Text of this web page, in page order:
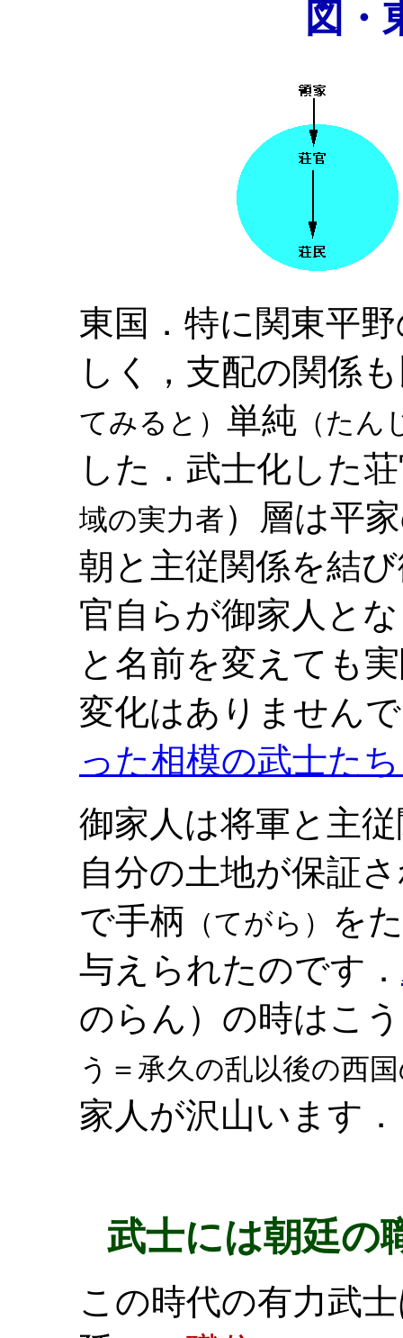
図・
東国．特に関東平
しく，支配の関係
てみると） 単純 （た
した．武士化した
域の実力者 ）層は平
朝と主従関係を結
官自らが御家人と
と名前を変えても
変化はありません
った相模の武士た
御家人は将軍と主
自分の土地が保証
で手柄 （てがら）
を
与えられたのです．
のらん）の時はこ
う＝承久の乱以後の西
家人が沢山います．
武士には朝廷の
この時代の有力武